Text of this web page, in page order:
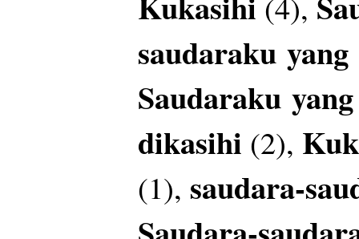
saudaraku yang
Saudaraku yang
dikasihi (2),
(1), saudara-